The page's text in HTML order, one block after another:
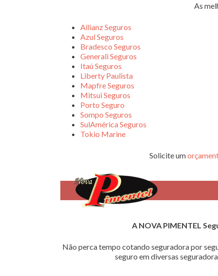
As
Allianz Seguros
Azul Seguros
Bradesco Seguros
Generali Seguros
Itaú Seguros
Liberty Paulista
Mapfre Seguros
Mitsui Seguros
Porto Seguro
Sompo Seguros
SulAmérica Seguros
Tokio Marine
Solicite um
A NOVA PIMENTEL
Não perca tempo cotando seguradora por
seguro em diversas